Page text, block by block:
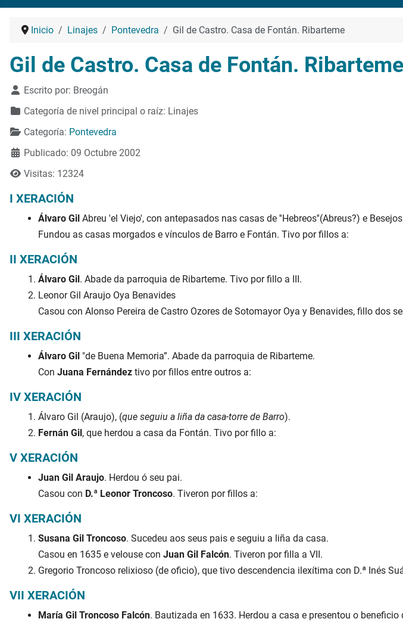
Inicio Linajes Pontevedra Gil de Castro. Casa de Fontán. Ribarteme
Gil de Castro. Casa de Fontán. Ribarteme
Detalles
Escrito por: Breogán
Categoría de nivel principal o raíz: Linajes
Categoría: Pontevedra
Publicado: 09 Octubre 2002
Visitas: 12324
I XERACIÓN
Álvaro Gil Abreu 'el Viejo', con antepasados nas casas de ''Hebreos''(Abreus?) e
Fundou as casas morgados e vínculos de Barro e Fontán. Tivo por fillos a:
II XERACIÓN
Álvaro Gil . Abade da parroquia de Ribarteme. Tivo por fillo a III.
Leonor Gil Araujo Oya Benavides
Casou con Alonso Pereira de Castro Ozores de Sotomayor Oya y Benavides, fillo dos
III XERACIÓN
Álvaro Gil "de Buena Memoria”. Abade da parroquia de Ribarteme.
Con Juana Fernández tivo por fillos entre outros a:
IV XERACIÓN
Álvaro Gil (Araujo), (que seguiu a liña da casa-torre de Barro).
Fernán Gil , que herdou a casa da Fontán. Tivo por fillo a:
V XERACIÓN
Juan Gil Araujo. Herdou ó seu pai.
Casou con D.ª Leonor Troncoso. Tiveron por fillos a:
VI XERACIÓN
Susana Gil Troncoso. Sucedeu aos seus pais e seguiu a liña da casa.
Casou en 1635 e velouse con Juan Gil Falcón. Tiveron por filla a VII.
Gregorio Troncoso relixioso (de oficio), que tivo descendencia ilexítima con D.ª Inés
VII XERACIÓN
María Gil Troncoso Falcón. Bautizada en 1633. Herdou a casa e presentou o